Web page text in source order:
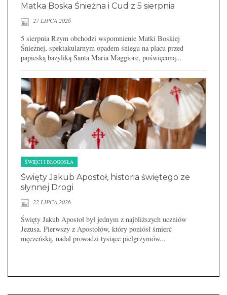
Matka Boska Śnieżna i Cud z 5 sierpnia
27 LIPCA 2026
5 sierpnia Rzym obchodzi wspomnienie Matki Boskiej
Śnieżnej, spektakularnym opadem śniegu na placu przed
papieską bazyliką Santa Maria Maggiore, poświęconą...
ŚWIĘCI I BŁOGOSŁA
Święty Jakub Apostoł, historia świętego ze
słynnej Drogi
22 LIPCA 2026
Święty Jakub Apostoł był jednym z najbliższych uczniów
Jezusa. Pierwszy z Apostołów, który poniósł śmierć
męczeńską, nadal prowadzi tysiące pielgrzymów...